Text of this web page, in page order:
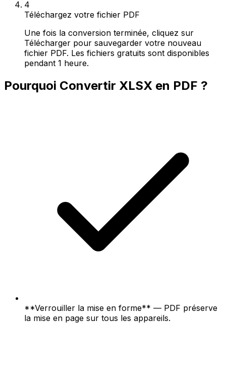
4
Téléchargez votre fichier PDF
Une fois la conversion terminée, cliquez sur
Télécharger pour sauvegarder votre nouveau
fichier PDF. Les fichiers gratuits sont disponibles
pendant 1 heure.
Pourquoi Convertir XLSX en PDF ?
**Verrouiller la mise en forme** — PDF préserve
la mise en page sur tous les appareils.